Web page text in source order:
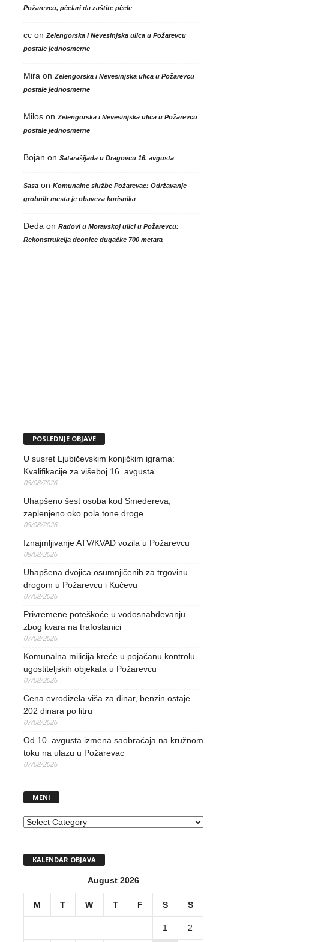
Požarevcu, pčelari da zaštite pčele
ccon Zelengorska i Nevesinjska ulica u Požarevcu
postale jednosmerne
Mira on Zelengorska i Nevesinjska ulica u Požarevcu
postale jednosmerne
Miloson Zelengorska i Nevesinjska ulica u Požarevcu
postale jednosmerne
Bojan on Satarašijada u Dragovcu 16. avgusta
Sasaon Komunalne službe Požarevac: Održavanje
grobnih mesta je obaveza korisnika
Deda on Radovi u Moravskoj ulici u Požarevcu:
Rekonstrukcija deonice dugačke 700 metara
POSLEDNJE OBJAVE
U susret Ljubičevskim konjičkim igrama:
Kvalifikacije za višeboj 16. avgusta
08/08/2026
Uhapšeno šest osoba kod Smedereva,
zaplenjeno oko pola tone droge
08/08/2026
Iznajmljivanje ATV/KVAD vozila u Požarevcu
08/08/2026
Uhapšena dvojica osumnjičenih za trgovinu
drogom u Požarevcu i Kučevu
07/08/2026
Privremene poteškoće u vodosnabdevanju
zbog kvara na trafostanici
07/08/2026
Komunalna milicija kreće u pojačanu kontrolu
ugostiteljskih objekata u Požarevcu
07/08/2026
Cena evrodizela viša za dinar, benzin ostaje
202 dinara po litru
07/08/2026
Od 10. avgusta izmena saobraćaja na kružnom
toku na ulazu u Požarevac
07/08/2026
MENI
MENI
KALENDAR OBJAVA
August 2026
M T W T F S S
1 2